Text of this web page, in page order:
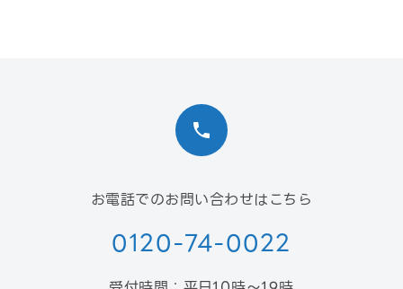
お電話でのお問い合わせはこちら
0120-74-0022